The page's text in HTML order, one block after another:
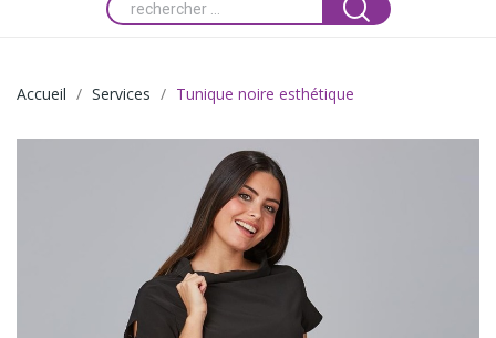
Accueil Services Tunique noire esthétique